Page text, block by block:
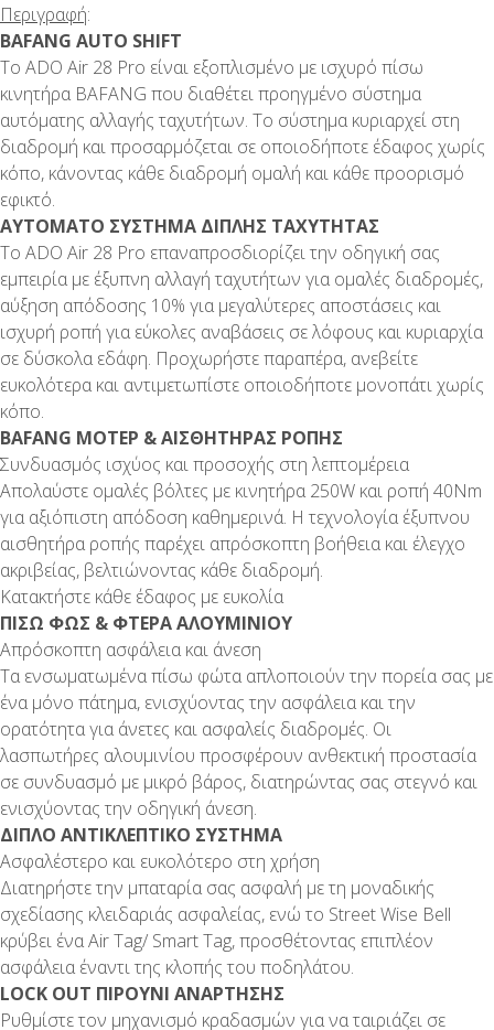
Περιγραφή:
BAFANG AUTO SHIFT
Το ADO Air 28 Pro είναι εξοπλισμένο με ισχυρό πίσω
κινητήρα BAFANG που διαθέτει προηγμένο σύστημα
αυτόματης αλλαγής ταχυτήτων. Το σύστημα κυριαρχεί στη
διαδρομή και προσαρμόζεται σε οποιοδήποτε έδαφος χωρίς
κόπο, κάνοντας κάθε διαδρομή ομαλή και κάθε προορισμό
εφικτό.
ΑΥΤΟΜΑΤΟ ΣΥΣΤΗΜΑ ΔΙΠΛΗΣ ΤΑΧΥΤΗΤΑΣ
Το ADO Air 28 Pro επαναπροσδιορίζει την οδηγική σας
εμπειρία με έξυπνη αλλαγή ταχυτήτων για ομαλές διαδρομές,
αύξηση απόδοσης 10% για μεγαλύτερες αποστάσεις και
ισχυρή ροπή για εύκολες αναβάσεις σε λόφους και κυριαρχία
σε δύσκολα εδάφη. Προχωρήστε παραπέρα, ανεβείτε
ευκολότερα και αντιμετωπίστε οποιοδήποτε μονοπάτι χωρίς
κόπο.
BAFANG ΜΟΤΕΡ & ΑΙΣΘΗΤΗΡΑΣ ΡΟΠΗΣ
Συνδυασμός ισχύος και προσοχής στη λεπτομέρεια
Απολαύστε ομαλές βόλτες με κινητήρα 250W και ροπή 40Nm
για αξιόπιστη απόδοση καθημερινά. Η τεχνολογία έξυπνου
αισθητήρα ροπής παρέχει απρόσκοπτη βοήθεια και έλεγχο
ακριβείας, βελτιώνοντας κάθε διαδρομή.
Κατακτήστε κάθε έδαφος με ευκολία
ΠΙΣΩ ΦΩΣ & ΦΤΕΡΑ ΑΛΟΥΜΙΝΙΟΥ
Απρόσκοπτη ασφάλεια και άνεση
Τα ενσωματωμένα πίσω φώτα απλοποιούν την πορεία σας με
ένα μόνο πάτημα, ενισχύοντας την ασφάλεια και την
ορατότητα για άνετες και ασφαλείς διαδρομές. Οι
λασπωτήρες αλουμινίου προσφέρουν ανθεκτική προστασία
σε συνδυασμό με μικρό βάρος, διατηρώντας σας στεγνό και
ενισχύοντας την οδηγική άνεση.
ΔΙΠΛΟ ΑΝΤΙΚΛΕΠΤΙΚΟ ΣΥΣΤΗΜΑ
Ασφαλέστερο και ευκολότερο στη χρήση
Διατηρήστε την μπαταρία σας ασφαλή με τη μοναδικής
σχεδίασης κλειδαριάς ασφαλείας, ενώ το Street Wise Bell
κρύβει ένα Air Tag/ Smart Tag, προσθέτοντας επιπλέον
ασφάλεια έναντι της κλοπής του ποδηλάτου.
LOCK OUT ΠΙΡΟΥΝΙ ΑΝΑΡΤΗΣΗΣ
Ρυθμίστε τον μηχανισμό κραδασμών για να ταιριάζει σε